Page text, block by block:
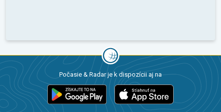
Počasie & Radar je k dispozícii aj na